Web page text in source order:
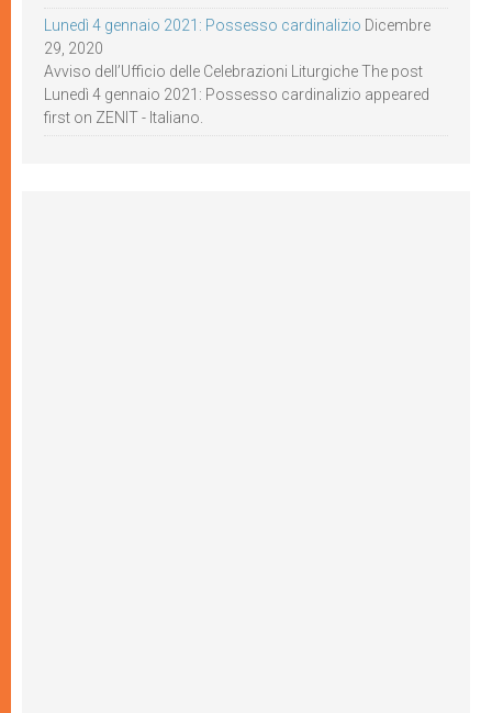
Lunedì 4 gennaio 2021: Possesso cardinalizio Dicembre
29, 2020
Avviso dell’Ufficio delle Celebrazioni Liturgiche The post
Lunedì 4 gennaio 2021: Possesso cardinalizio appeared
first on ZENIT - Italiano.